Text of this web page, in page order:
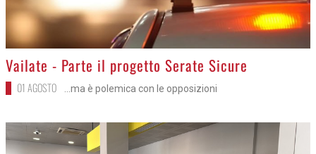
>
Vailate - Parte il progetto Serate Sicure
01 AGOSTO ...ma è polemica con le opposizioni